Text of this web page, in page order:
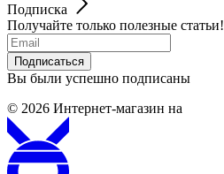
Подписка
Получайте только полезные статьи!
Подписаться
Вы были успешно подписаны
© 2026 Интернет-магазин на